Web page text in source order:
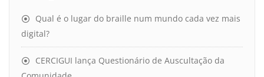
Qual é o lugar do braille num mundo cada vez mais
digital?
CERCIGUI lança Questionário de Auscultação da